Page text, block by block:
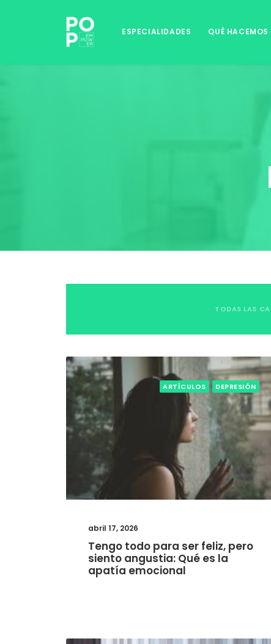
ESPECIALIDADES QUÉ HACEMOS
TODAS LAS
ARTÍCULOS DEPRESIÓN
abril 17, 2026
Tengo todo para ser feliz, pero
siento angustia: Qué es la
apatía emocional